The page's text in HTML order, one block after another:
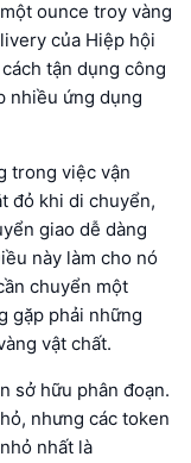
ounce troy vàng
của Hiệp hội
tận dụng công
nhiều ứng dụng
trong việc vận
đỏ khi di chuyển,
giao dễ dàng
này làm cho nó
chuyển một
gặp phải những
vật chất.
sở hữu phân đoạn.
nhưng các token
nhất là